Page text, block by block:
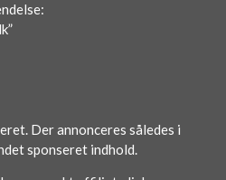
Der annonceres således i
sponseret indhold.